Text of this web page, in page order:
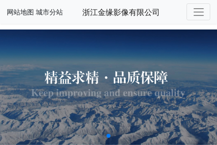
网站地图 城市分站 浙江金缘影像有限公司